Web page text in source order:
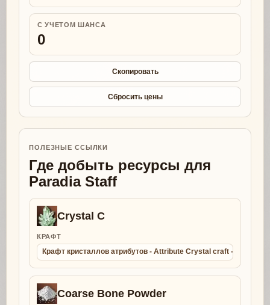
С УЧЕТОМ ШАНСА
0
Скопировать
Сбросить цены
ПОЛЕЗНЫЕ ССЫЛКИ
Где добыть ресурсы для
Paradia Staff
Crystal C
КРАФТ
Крафт кристаллов атрибутов - Attribute Crystal craft -
Coarse Bone Powder